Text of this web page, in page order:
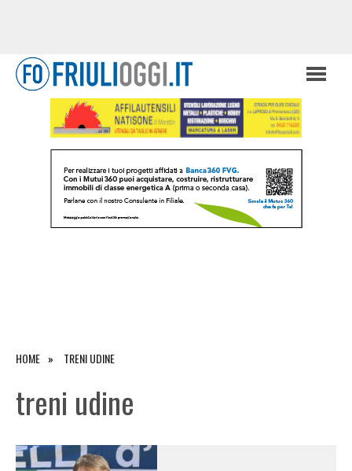
HOME TRENI UDINE
treni udine